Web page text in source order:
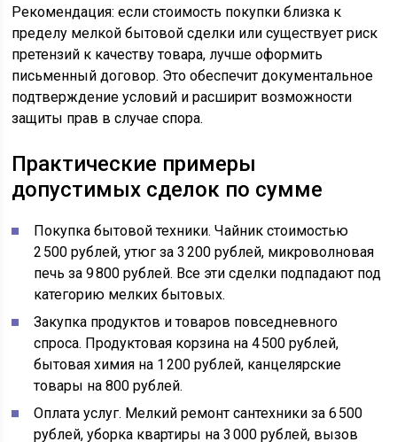
Рекомендация: если стоимость покупки близка к
пределу мелкой бытовой сделки или существует риск
претензий к качеству товара, лучше оформить
письменный договор. Это обеспечит документальное
подтверждение условий и расширит возможности
защиты прав в случае спора.
Практические примеры
допустимых сделок по сумме
Покупка бытовой техники. Чайник стоимостью
2 500 рублей, утюг за 3 200 рублей, микроволновая
печь за 9 800 рублей. Все эти сделки подпадают под
категорию мелких бытовых.
Закупка продуктов и товаров повседневного
спроса. Продуктовая корзина на 4 500 рублей,
бытовая химия на 1 200 рублей, канцелярские
товары на 800 рублей.
Оплата услуг. Мелкий ремонт сантехники за 6 500
рублей, уборка квартиры на 3 000 рублей, вызов